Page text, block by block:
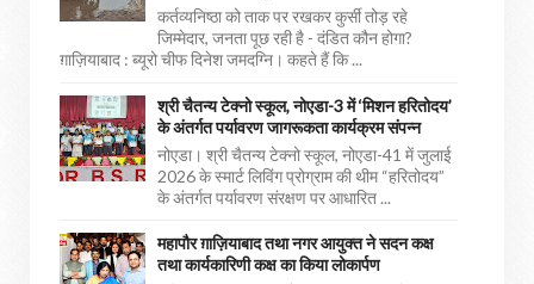
कर्तव्यनिष्ठा को ताक पर रखकर कुर्सी तोड़ रहे
जिम्मेदार, जनता पूछ रही है - दंडित कौन होगा?
ग़ाज़ियाबाद : ब्यूरो चीफ दिनेश जमदग्नि। कहते हैं कि ...
श्री चैतन्य टेक्नो स्कूल, नोएडा-3 में ‘मिशन हरितोदय’
के अंतर्गत पर्यावरण जागरूकता कार्यक्रम संपन्न
नोएडा। श्री चैतन्य टेक्नो स्कूल, नोएडा-41 में जुलाई
2026 के स्मार्ट लिविंग प्रोग्राम की थीम “हरितोदय”
के अंतर्गत पर्यावरण संरक्षण पर आधारित ...
महापौर ग़ाज़ियाबाद तथा नगर आयुक्त ने सदन कक्ष
तथा कार्यकारिणी कक्ष का किया लोकार्पण